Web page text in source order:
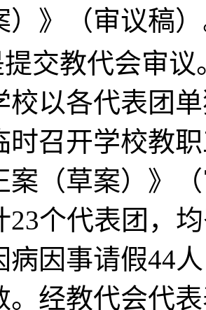
）》（审议稿
提交教代会审议
校以各代表团
时召开学校教
案（草案）》
23个代表团，
病因事请假44
。经教代会代